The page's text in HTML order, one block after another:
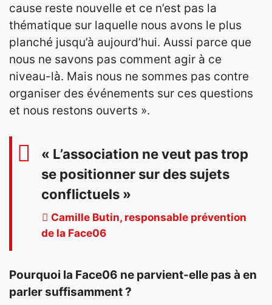
cause reste nouvelle et ce n’est pas la
thématique sur laquelle nous avons le plus
planché jusqu’à aujourd’hui. Aussi parce que
nous ne savons pas comment agir à ce
niveau-là. Mais nous ne sommes pas contre
organiser des événements sur ces questions
et nous restons ouverts ».
« L’association ne veut pas trop
se positionner sur des sujets
conflictuels »
Camille Butin, responsable prévention
de la Face06
Pourquoi la Face06 ne parvient-elle pas à en
parler suffisamment ?